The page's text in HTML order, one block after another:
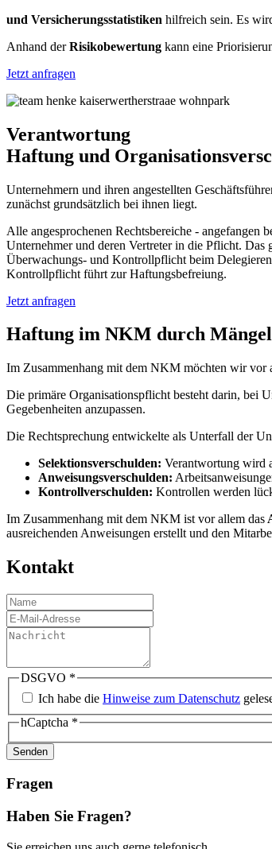
und Versicherungsstatistiken hilfreich sein. Es
Anhand derRisikobewertung kann eine
Jetzt anfragen
Verantwortung
Haftung und
Unternehmern und ihren angestellten
zunächst grundsätzlich bei ihnen liegt.
Alle angesprochenen Rechtsbereiche -
Unternehmer und deren Vertreter in die Pflicht. Das
Überwachungs- und Kontrollpflicht beim
Kontrollpflicht führt zur Haftungsbefreiung.
Jetzt anfragen
Haftung im NKM durch
Im Zusammenhang mit dem NKM möchten wir vor
Die primäre Organisationspflicht besteht darin, bei
Gegebenheiten anzupassen.
Die Rechtsprechung entwickelte als Unterfall der
Selektionsverschulden: Verantwortung wird
Anweisungsverschulden:
Kontrollverschulden: Kontrollen werden
Im Zusammenhang mit dem NKM ist vor allem das
ausreichenden Anweisungen erstellt und den
Kontakt
DSGVO *
Ich habe die Hinweise zum Datenschutz
hCaptcha *
Senden
Fragen
Haben Sie Fragen?